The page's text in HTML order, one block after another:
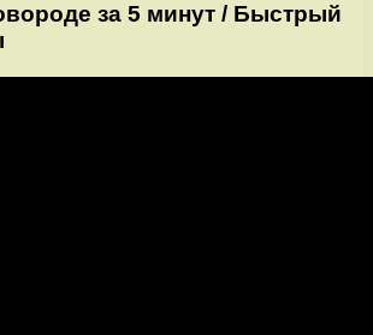
за 5 минут / Быстрый